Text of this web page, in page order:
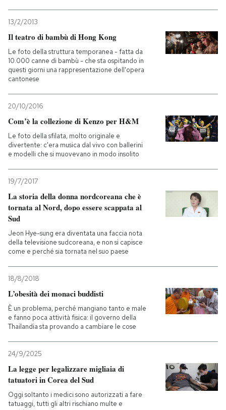
13/2/2013
Il teatro di bambù di Hong Kong
Le foto della struttura temporanea - fatta da
10.000 canne di bambù - che sta ospitando in
questi giorni una rappresentazione dell'opera
cantonese
20/10/2016
Com’è la collezione di Kenzo per H&M
Le foto della sfilata, molto originale e
divertente: c'era musica dal vivo con ballerini
e modelli che si muovevano in modo insolito
19/7/2017
La storia della donna nordcoreana che è
tornata al Nord, dopo essere scappata al
Sud
Jeon Hye-sung era diventata una faccia nota
della televisione sudcoreana, e non si capisce
come e perché sia tornata nel suo paese
18/8/2018
L’obesità dei monaci buddisti
È un problema, perché mangiano tanto e male
e fanno poca attività fisica: il governo della
Thailandia sta provando a cambiare le cose
24/9/2025
La legge per legalizzare migliaia di
tatuatori in Corea del Sud
Oggi soltanto i medici sono autorizzati a fare
tatuaggi, tutti gli altri rischiano multe e